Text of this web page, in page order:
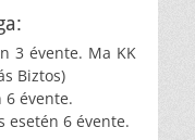
3 évente. Ma KK
Biztos)
6 évente.
esetén 6 évente.